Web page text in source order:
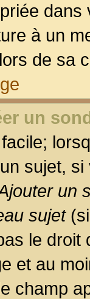
à un
de sa
un
sujet,
un
sujet(si
le
et au
champ